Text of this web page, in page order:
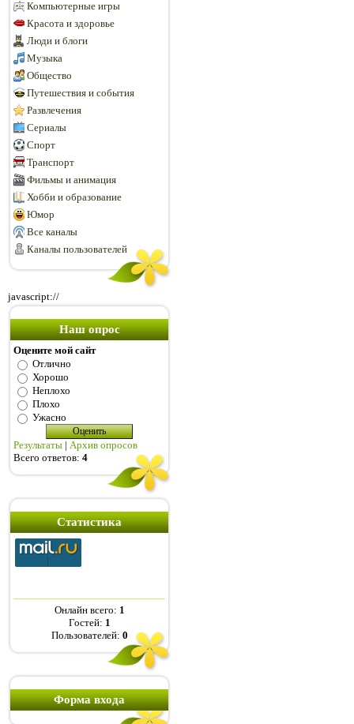
Компьютерные игры
Красота и здоровье
Люди и блоги
Музыка
Общество
Путешествия и события
Развлечения
Сериалы
Спорт
Транспорт
Фильмы и анимация
Хобби и образование
Юмор
Все каналы
Каналы пользователей
javascript://
Наш опрос
Оцените мой сайт
Отлично
Хорошо
Неплохо
Плохо
Ужасно
Результаты | Архив опросов
Всего ответов: 4
Статистика
Онлайн всего: 1
Гостей: 1
Пользователей: 0
Форма входа